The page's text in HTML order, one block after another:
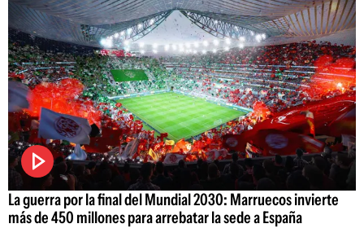
La guerra por la final del Mundial 2030: Marruecos invierte
más de 450 millones para arrebatar la sede a España